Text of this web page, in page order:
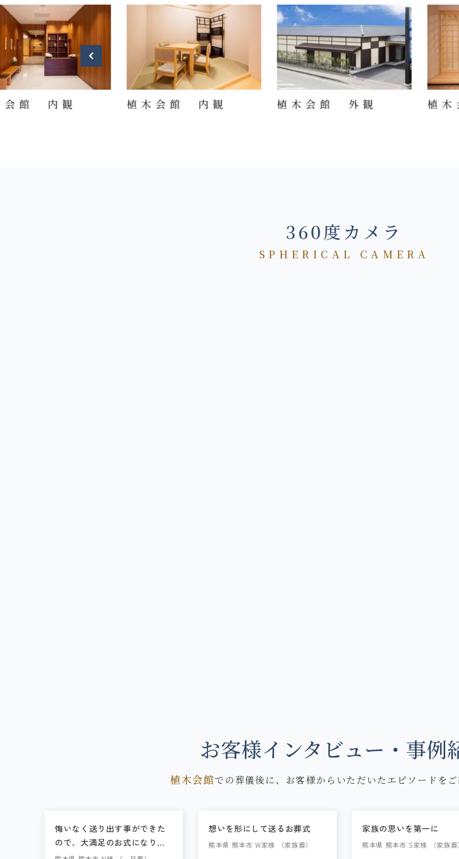
会館 内観 植木会館 内観 植木会館 外観 植
360度カメラ
SPHERICAL CAMERA
お客様インタビュー・事例
植木会館での葬儀後に、お客様からいただいたエピソードを
悔いなく送り出す事ができた
ので、大満足のお式になりま
した。
想いを形にして送るお葬式
熊本県 熊本市 W家様 （家族葬）
家族の思いを第一に
熊本県 熊本市 S家様 （家族